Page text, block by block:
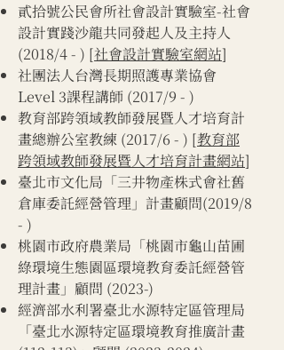
​貳拾號公民會所社會設計實驗室-社會
設計實踐沙龍共同發起人及主持人
(2018/4 - ) [社會設計實驗室網站]
社團法人台灣長期照護專業協會
Level 3課程講師 (2017/9 - )
教育部跨領域教師發展暨人才培育計
畫總辦公室教練 (2017/6 - ) [教育部
跨領域教師發展暨人才培育計畫網站]
臺北市文化局「三井物產株式會社舊
倉庫委託經營管理」計畫顧問(2019/8
- )
桃園市政府農業局「桃園市龜山苗圃
綠環境生態園區環境教育委託經營管
理計畫」顧問 (2023-)
​經濟部水利署臺北水源特定區管理局
「臺北水源特定區環境教育推廣計畫